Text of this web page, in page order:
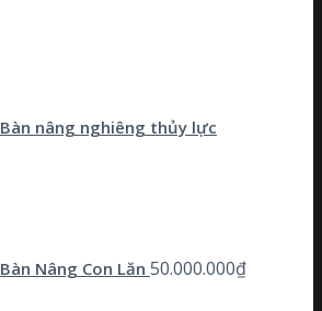
Bàn nâng nghiêng thủy lực
Bàn Nâng Con Lăn 50.000.000₫